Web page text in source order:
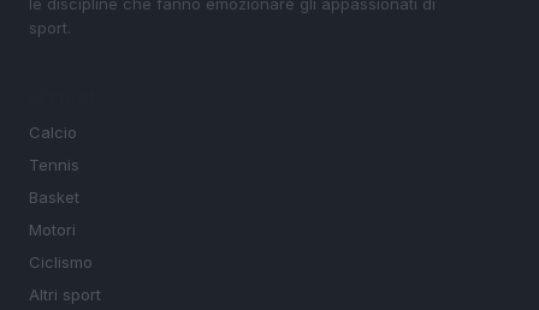
sport.
Calcio
Tennis
Basket
Motori
Ciclismo
Altri sport